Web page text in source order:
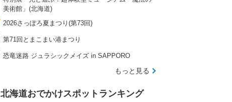
美術館」(北海道)
2026さっぽろ夏まつり(第73回)
第71回とまこまい港まつり
恐竜迷路 ジュラシックメイズ in SAPPORO
もっと見る
北海道おでかけスポットランキング